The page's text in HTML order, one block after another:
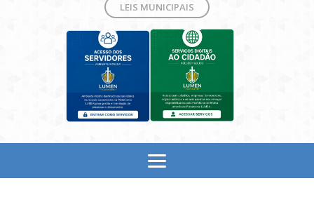
LEIS MUNICIPAIS